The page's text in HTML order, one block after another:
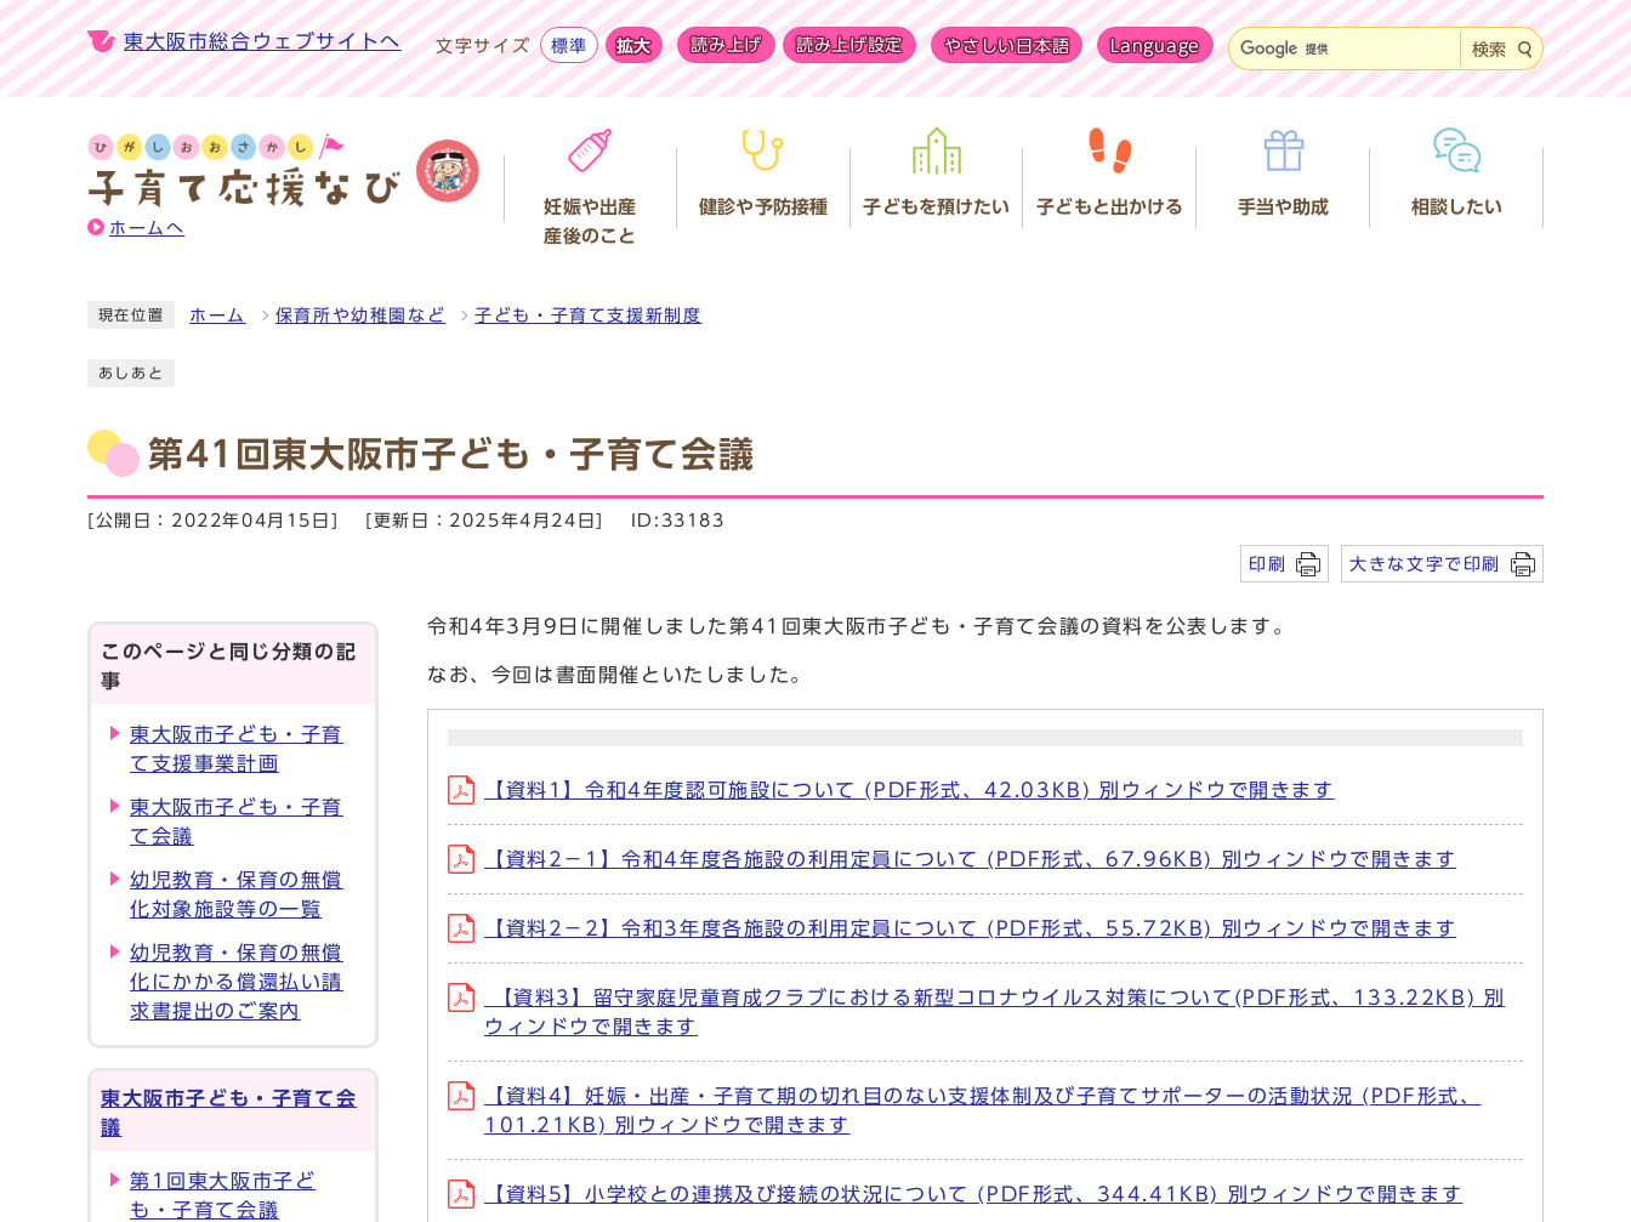
東大阪市総合ウェブサイトへ 文字サイズ 標準 拡大 読み上げ 読み上げ設定 やさしい日本語 Language 検索
ホームへ
妊娠や出産
産後のこと
健診や予防接種 子どもを預けたい 子どもと出かける 手当や助成 相談したい
現在位置 ホーム 保育所や幼稚園など 子ども・子育て支援新制度
あしあと
第41回東大阪市子ども・子育て会議
[公開日：2022年04月15日] [更新日：2025年4月24日] ID:33183
印刷 大きな文字で印刷
令和4年3月9日に開催しました第41回東大阪市子ども・子育て会議の資料を公表します。
なお、今回は書面開催といたしました。
【資料1】令和4年度認可施設について (PDF形式、42.03KB) 別ウィンドウで開きます
【資料2－1】令和4年度各施設の利用定員について (PDF形式、67.96KB) 別ウィンドウで開きます
【資料2－2】令和3年度各施設の利用定員について (PDF形式、55.72KB) 別ウィンドウで開きます
【資料3】留守家庭児童育成クラブにおける新型コロナウイルス対策について(PDF形式、133.22KB) 別
ウィンドウで開きます
【資料4】妊娠・出産・子育て期の切れ目のない支援体制及び子育てサポーターの活動状況 (PDF形式、
101.21KB) 別ウィンドウで開きます
【資料5】小学校との連携及び接続の状況について (PDF形式、344.41KB) 別ウィンドウで開きます
このページと同じ分類の記
事
東大阪市子ども・子育
て支援事業計画
東大阪市子ども・子育
て会議
幼児教育・保育の無償
化対象施設等の一覧
幼児教育・保育の無償
化にかかる償還払い請
求書提出のご案内
東大阪市子ども・子育て会
議
第1回東大阪市子ど
も・子育て会議